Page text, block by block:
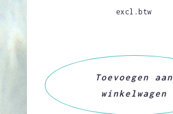
excl.btw
Cosmic
template
Toevoegen aan
winkelwagen